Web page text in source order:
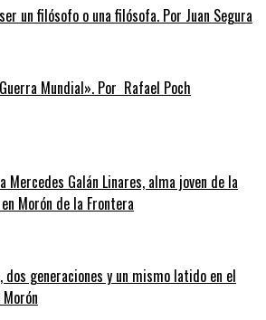
un filósofo o una filósofa. Por Juan Segura
Mundial». Por Rafael Poch
Mercedes Galán Linares, alma joven de la
Morón de la Frontera
dos generaciones y un mismo latido en el